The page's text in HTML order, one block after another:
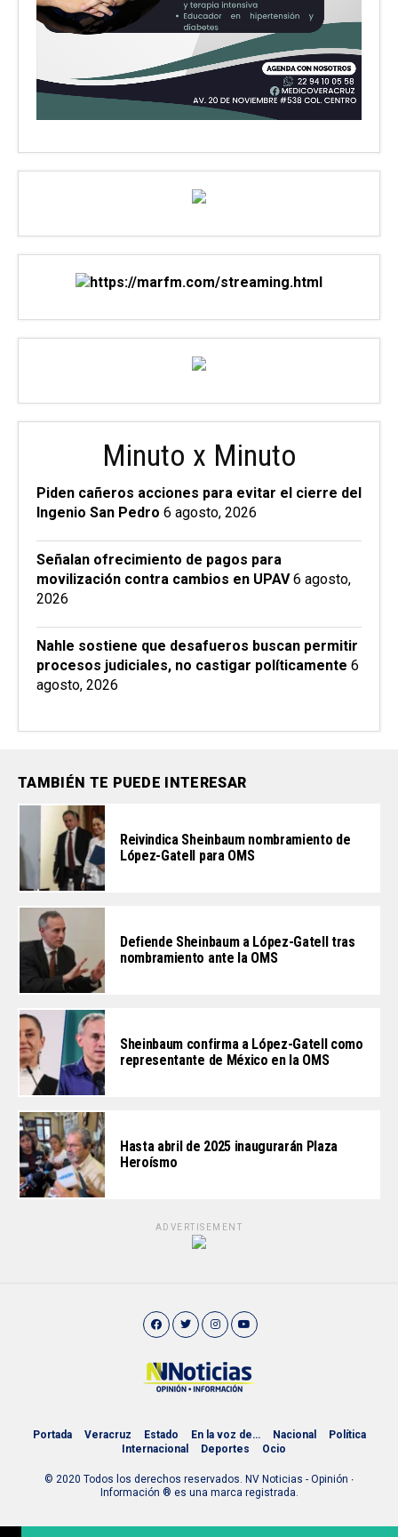
Minuto x Minuto
Piden cañeros acciones para evitar el cierre del
Ingenio San Pedro 6 agosto, 2026
Señalan ofrecimiento de pagos para
movilización contra cambios en UPAV 6 agosto,
2026
Nahle sostiene que desafueros buscan permitir
procesos judiciales, no castigar políticamente 6
agosto, 2026
TAMBIÉN TE PUEDE INTERESAR
Reivindica Sheinbaum nombramiento de
López-Gatell para OMS
Defiende Sheinbaum a López-Gatell tras
nombramiento ante la OMS
Sheinbaum confirma a López-Gatell como
representante de México en la OMS
Hasta abril de 2025 inaugurarán Plaza
Heroísmo
ADVERTISEMENT
Portada Veracruz Estado En la voz de… Nacional
Política
Internacional
Deportes Ocio
© 2020 Todos los derechos reservados. NV Noticias - Opinión ∙
Información ® es una marca registrada.